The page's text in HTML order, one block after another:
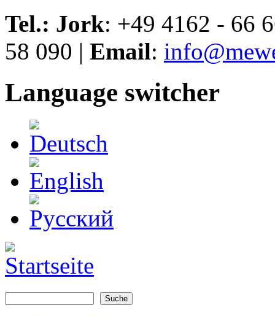
Skip to navigation
Direkt zum Inhalt
Tel.: Jork: +49 4162 - 66
58 090 | Email:
Language switcher